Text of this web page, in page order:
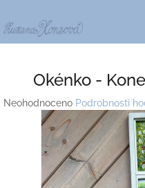
na
obsah
Okénko -
Průměrné
hodnocení
produktu
Neohodnoceno Podrobnosti